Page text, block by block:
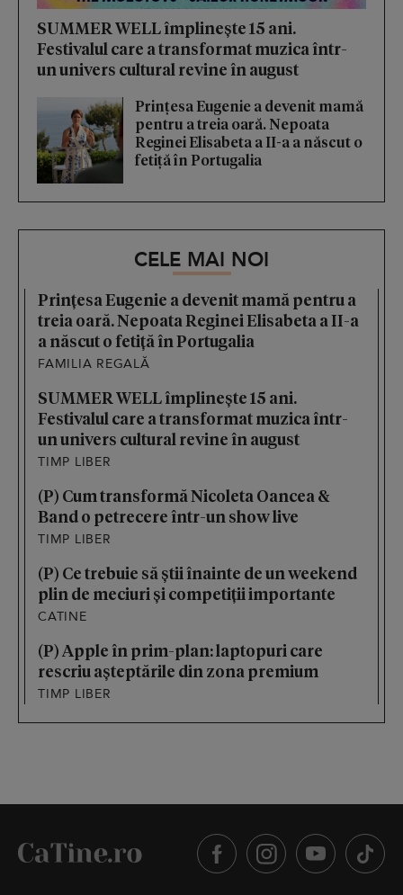
SUMMER WELL împlinește 15 ani.
Festivalul care a transformat muzica într-
un univers cultural revine în august
Prințesa Eugenie a devenit mamă
pentru a treia oară. Nepoata
Reginei Elisabeta a II-a a născut o
fetiță în Portugalia
CELE MAI NOI
Prințesa Eugenie a devenit mamă pentru a
treia oară. Nepoata Reginei Elisabeta a II-a
a născut o fetiță în Portugalia
FAMILIA REGALĂ
SUMMER WELL împlinește 15 ani.
Festivalul care a transformat muzica într-
un univers cultural revine în august
TIMP LIBER
(P) Cum transformă Nicoleta Oancea &
Band o petrecere într-un show live
TIMP LIBER
(P) Ce trebuie să știi înainte de un weekend
plin de meciuri și competiții importante
CATINE
(P) Apple în prim-plan: laptopuri care
rescriu așteptările din zona premium
TIMP LIBER